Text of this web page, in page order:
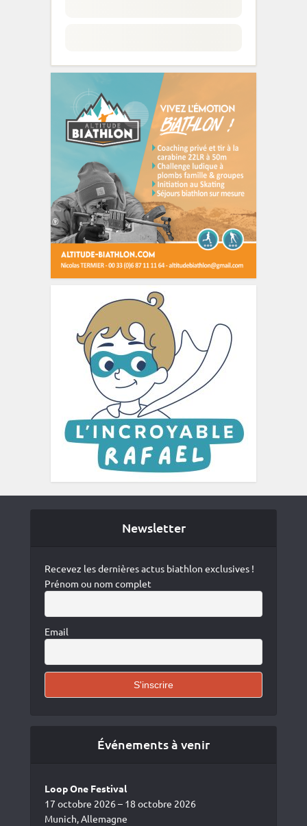
Newsletter
Recevez les dernières actus biathlon exclusives !
Prénom ou nom complet
Email
Événements à venir
Loop One Festival
17 octobre 2026 – 18 octobre 2026
Munich, Allemagne